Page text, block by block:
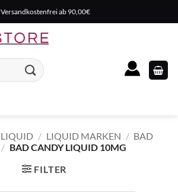
Versandkostenfrei ab 90,00€
LIQUID / LIQUID MARKEN / BAD
/ BAD CANDY LIQUID 10MG
FILTER